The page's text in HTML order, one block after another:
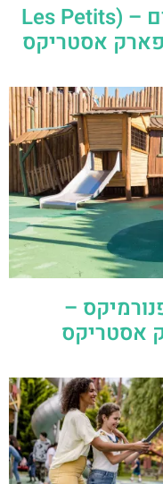
התנגשות הטנקים הקטנים – (Les Petits
–